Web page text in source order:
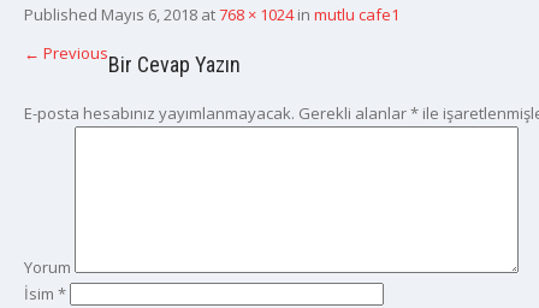
Published Mayıs 6, 2018 at768 × 1024in mutlu cafe1
← PreviousBir Cevap Yazın
E-posta hesabınız yayımlanmayacak. Gerekli alanlar* ile
Yorum
İsim *